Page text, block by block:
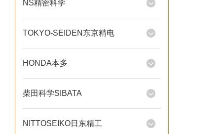
NS精密科学
TOKYO-SEIDEN东京精电
HONDA本多
柴田科学SIBATA
NITTOSEIKO日东精工